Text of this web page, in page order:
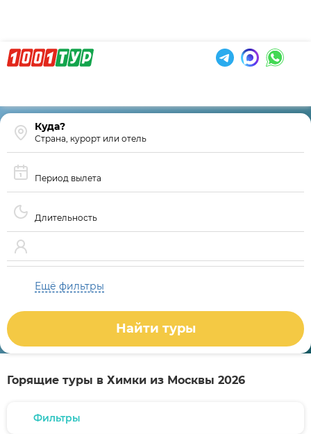
Страна, курорт или отель
Период вылета
Длительность
Ещё фильтры
Найти туры
Горящие туры в Химки из Москвы 2026
Фильтры